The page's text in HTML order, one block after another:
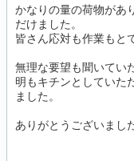
かなりの量の荷物があ
だけました。
皆さん応対も作業もと
無理な要望も聞いてい
明もキチンとしていた
ました。
ありがとうございまし